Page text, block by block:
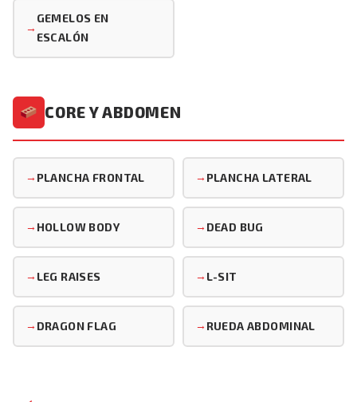
GEMELOS EN
ESCALÓN
CORE Y ABDOMEN
PLANCHA FRONTAL PLANCHA LATERAL
HOLLOW BODY DEAD BUG
LEG RAISES L-SIT
DRAGON FLAG RUEDA ABDOMINAL